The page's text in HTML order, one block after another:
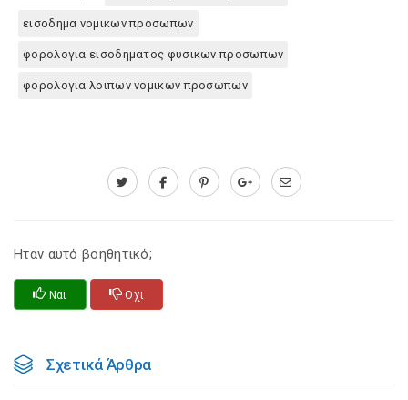
εισοδημα νομικων προσωπων
φορολογια εισοδηματος φυσικων προσωπων
φορολογια λοιπων νομικων προσωπων
Ηταν αυτό βοηθητικό;
Ναι Οχι
Σχετικά Άρθρα